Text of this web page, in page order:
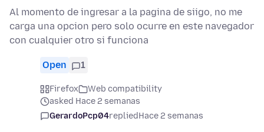
Al momento de ingresar a la pagina de siigo, no me
carga una opcion pero solo ocurre en este navegador
con cualquier otro si funciona
Open 1
Firefox
Web compatibility
asked Hace 2 semanas
GerardoPcp04repliedHace 2 semanas